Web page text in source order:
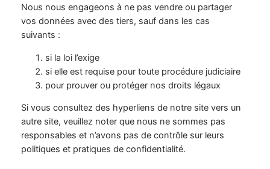
Nous nous engageons à ne pas vendre ou partager
vos données avec des tiers, sauf dans les cas
suivants :
si la loi l’exige
si elle est requise pour toute procédure judiciaire
pour prouver ou protéger nos droits légaux
Si vous consultez des hyperliens de notre site vers un
autre site, veuillez noter que nous ne sommes pas
responsables et n’avons pas de contrôle sur leurs
politiques et pratiques de confidentialité.